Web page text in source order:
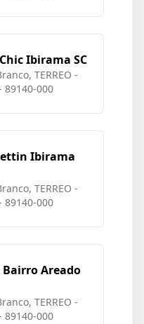
Ibirama SC
TERREO -
000
Ibirama
TERREO -
000
Bairro Areado
TERREO -
000